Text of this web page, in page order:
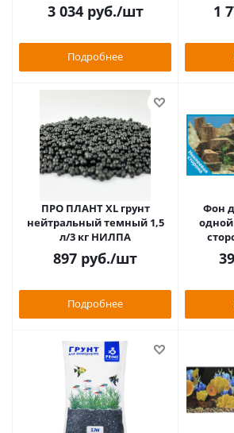
3 034руб./шт
Подробнее
1
ПРО ПЛАНТ XL грунт
нейтральный темный 1,5
л/3 кг НИЛПА
897 руб./шт
Подробнее
Фон